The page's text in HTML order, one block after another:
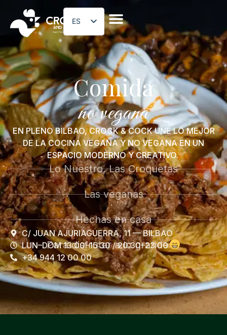
ES
EN
EN PLENO BILBAO, CROCK & COCK UNE LO MEJOR
DE LA COCINA VEGANA Y NO VEGANA EN UN
ESPACIO MODERNO Y CREATIVO.
Comida
no vegana
no vegetariana
Lo Nuestro, Las Croquetas
Las veganas
Hechas en casa
Para disfrutar a lo grande
C/ JUAN AJURIAGUERRA, 11 — BILBAO
LUN–DOM 13:00–15:30 / 20:30–23:00
+34 944 12 00 00